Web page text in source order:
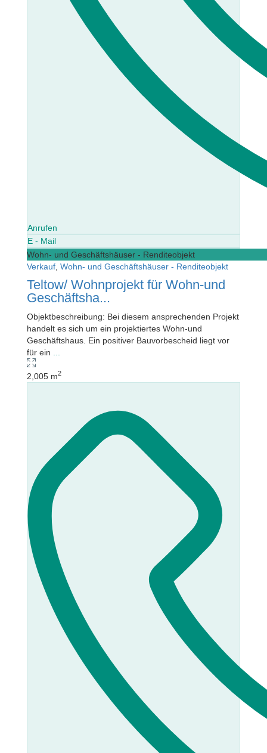
Anrufen
E - Mail
Wohn- und Geschäftshäuser - Renditeobjekt
Verkauf Wohn- und Geschäftshäuser - Renditeobjekt
Teltow/ Wohnprojekt für Wohn-und
Geschäftsha...
Objektbeschreibung: Bei diesem ansprechenden Projekt
handelt es sich um ein projektiertes Wohn-und
Geschäftshaus. Ein positiver Bauvorbescheid liegt vor
für ein
2,005 m2